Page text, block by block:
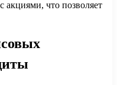
что позволяет